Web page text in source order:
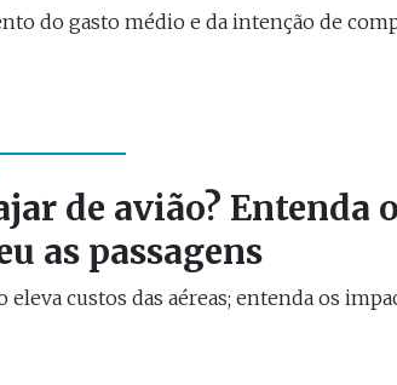
do gasto médio e da intenção de
de avião? Entenda
as passagens
custos das aéreas; entenda os